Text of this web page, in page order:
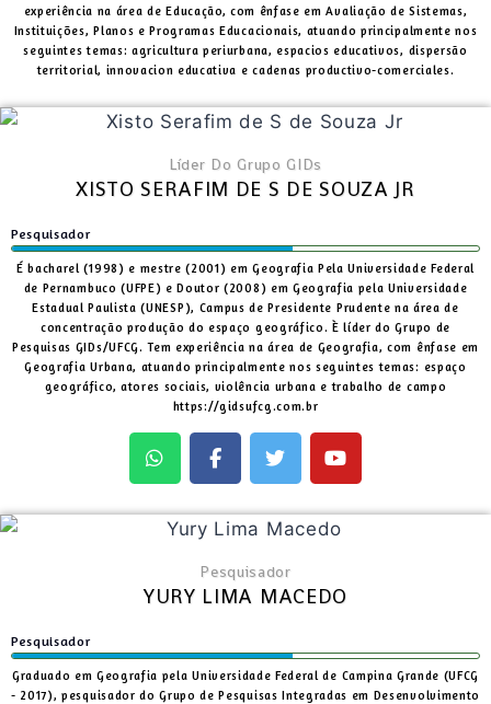
experiência na área de Educação, com ênfase em Avaliação de Sistemas,
Instituições, Planos e Programas Educacionais, atuando principalmente nos
seguintes temas: agricultura periurbana, espacios educativos, dispersão
territorial, innovacion educativa e cadenas productivo-comerciales.
Líder Do Grupo GIDs
XISTO SERAFIM DE S DE SOUZA JR
Pesquisador
É bacharel (1998) e mestre (2001) em Geografia Pela Universidade Federal
de Pernambuco (UFPE) e Doutor (2008) em Geografia pela Universidade
Estadual Paulista (UNESP), Campus de Presidente Prudente na área de
concentração produção do espaço geográfico. È líder do Grupo de
Pesquisas GIDs/UFCG. Tem experiência na área de Geografia, com ênfase em
Geografia Urbana, atuando principalmente nos seguintes temas: espaço
geográfico, atores sociais, violência urbana e trabalho de campo
https://gidsufcg.com.br
Pesquisador
YURY LIMA MACEDO
Pesquisador
Graduado em Geografia pela Universidade Federal de Campina Grande (UFCG
- 2017), pesquisador do Grupo de Pesquisas Integradas em Desenvolvimento